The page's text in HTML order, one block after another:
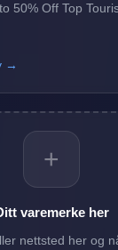
50% Off Top
→
+
varemerke her
nettsted her og